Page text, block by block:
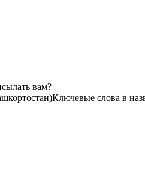
вам?
Ключевые слова в